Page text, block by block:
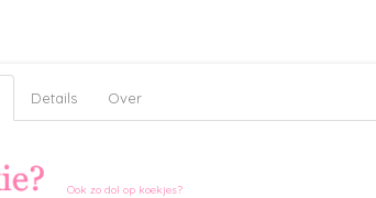
Zwart-wit
Details Over
Ook zo dol op koekjes?